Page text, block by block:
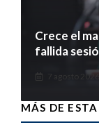
Crece el
fallida
7 agosto 2026
MÁS DE